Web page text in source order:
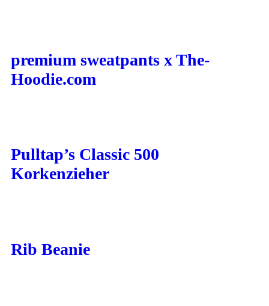
premium sweatpants x The-
Hoodie.com
Pulltap’s Classic 500
Korkenzieher
Rib Beanie